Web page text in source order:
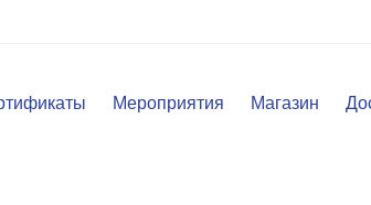
Мероприятия Магазин